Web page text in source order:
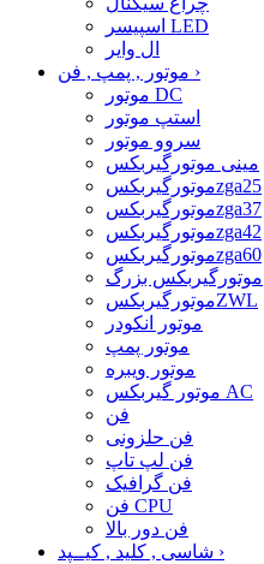
اسپیسر LED
ال وایر
›
موتور DC
استپ موتور
سروو موتور
مینی موتورگیربکس
موتورگیربکسzga25
موتورگیربکسzga37
موتورگیربکسzga42
موتورگیربکسzga60
موتورگیربکس بزرگ
موتورگیربکسZWL
موتور انکودر
موتور پمپ
موتور ویبره
موتور گیربکس AC
فن
فن حلزونی
فن لپ تاپ
فن گرافیک
فن CPU
فن دور بالا
›